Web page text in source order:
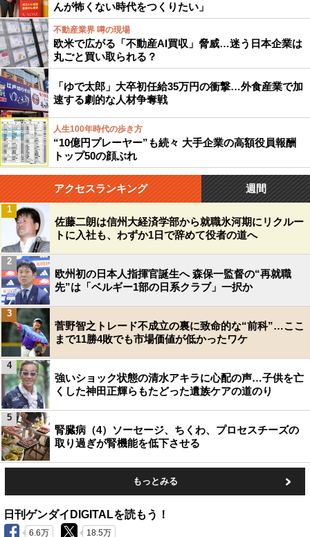
んが怖くない時代をつくりたい」
不動産業界 噂の現場
欧米で広がる「不動産AI買収」脅威…迷う日本企業は
丸ごと買い取られる？
「ゆで太郎」大卒初任給35万円の衝撃…外食産業で加
速する劇的な人材争奪戦
人生100年時代の歩き方
“10億円プレーヤー”も続々 大手企業の高額役員報酬
トップ50の顔ぶれ
アクセスランキング 週間
佐藤二朗は信州大経済学部から就職氷河期にリクルー
トに入社も、わずか1日で辞めて役者の道へ
1
欧州初の日本人指揮官誕生へ 森保一監督の“再就職
先”は「ベルギー1部の日系クラブ」一択か
2
菅野智之トレード不成立の裏に致命的な“前科”…ここ
まで11勝4敗でも市場価値が低かったワケ
3
強いショック状態の清水アキラに心配の声…子供を亡
くした神田正輝らもたどった遺族ケアの道のり
4
腎臓病（4）ソーセージ、ちくわ、プロセスチーズの
取り過ぎが腎機能を低下させる
5
もっとみる
日刊ゲンダイDIGITALを読もう！
6.6万 18.5万